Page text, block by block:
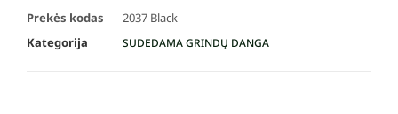
Prekės kodas
2037 Black
Kategorija
SUDEDAMA GRINDŲ DANGA